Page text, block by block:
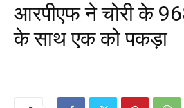
आरपीएफ ने चोरी के
के साथ एक को पकड़ा